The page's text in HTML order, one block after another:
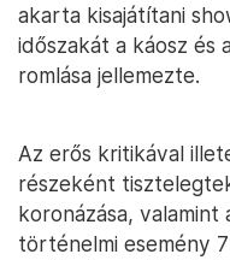
akarta kisajátítani
időszakát a káosz és
romlása jellemezte.
Az erős kritikával
részeként
koronázása,
történelmi esemény